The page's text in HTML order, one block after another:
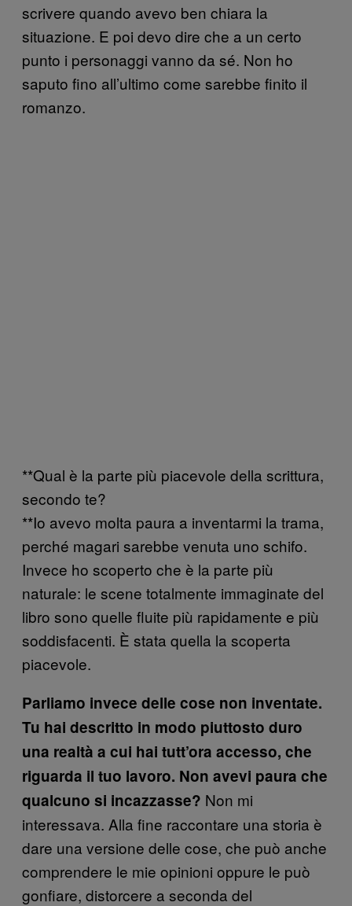
scrivere quando avevo ben chiara la
situazione. E poi devo dire che a un certo
punto i personaggi vanno da sé. Non ho
saputo fino all’ultimo come sarebbe finito il
romanzo.
**Qual è la parte più piacevole della scrittura,
secondo te?
**Io avevo molta paura a inventarmi la trama,
perché magari sarebbe venuta uno schifo.
Invece ho scoperto che è la parte più
naturale: le scene totalmente immaginate del
libro sono quelle fluite più rapidamente e più
soddisfacenti. È stata quella la scoperta
piacevole.
Parliamo invece delle cose non inventate.
Tu hai descritto in modo piuttosto duro
una realtà a cui hai tutt’ora accesso, che
riguarda il tuo lavoro. Non avevi paura che
qualcuno si incazzasse? Non mi
interessava. Alla fine raccontare una storia è
dare una versione delle cose, che può anche
comprendere le mie opinioni oppure le può
gonfiare, distorcere a seconda del